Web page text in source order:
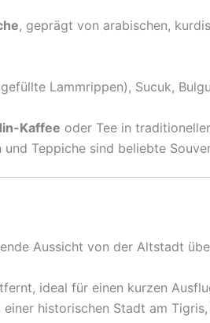
, geprägt von arabischen,
Lammrippen), Sucuk,
Kaffee oder Tee in
Teppiche sind beliebte
Aussicht von der Altstadt
ideal für einen kurzen
, einer historischen Stadt am